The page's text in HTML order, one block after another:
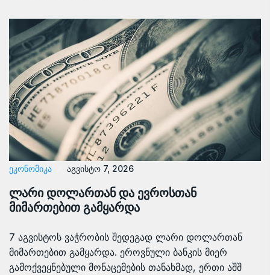
ᲔᲙᲝᲜᲝᲛᲘᲙᲐ აგვისტო 7, 2026
ლარი დოლართან და ევროსთან
მიმართებით გამყარდა
7 აგვისტოს ვაჭრობის შედეგად ლარი დოლართან
მიმართებით გამყარდა. ეროვნული ბანკის მიერ
გამოქვეყნებული მონაცემების თანახმად, ერთი აშშ